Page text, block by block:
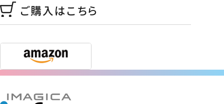
ご購入はこちら